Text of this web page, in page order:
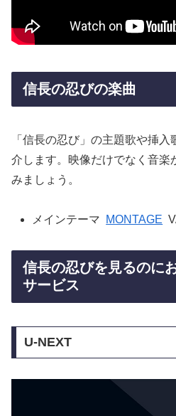
信長の忍びの楽曲
「信長の忍び」の主題歌や挿
介します。映像だけでなく音楽
みましょう。
メインテーマ MONTAGE
信長の忍びを見るのに
サービス
U-NEXT